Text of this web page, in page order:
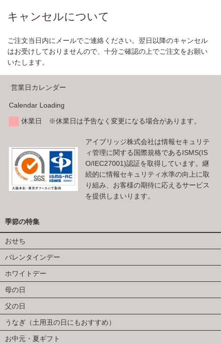
キャンセルについて
ご注文当日内にメールでご連絡ください。翌日以降のキャンセル
はお受けしておりませんので、十分ご確認の上でご注文をお願い
いたします。
営業日カレンダー
Calendar Loading
休業日 ※休業日は予告なく変更になる場合があります。
アイブリッジ株式会社は情報セキュリテ
ィ管理に関する国際規格であるISMS(IS
O/IEC27001)認証を取得しています。継
続的に情報セキュリティ水準の向上に取
り組み、お客様の期待に応えるサービス
を提供しまいります。
季節の特集
おせち
バレンタインデー
ホワイトデー
母の日
父の日
うなぎ（土用丑の日にもおすすめ）
お中元・夏ギフト